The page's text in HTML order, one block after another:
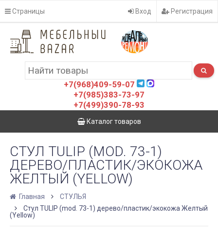
Страницы Вход Регистрация
+7(968)409-59-07
+7(985)383-73-97
+7(499)390-78-93
Каталог товаров
СТУЛ TULIP (MOD. 73-1)
ДЕРЕВО/ПЛАСТИК/ЭКОКОЖА
ЖЕЛТЫЙ (YELLOW)
Главная
СТУЛЬЯ
Стул TULIP (mod. 73-1) дерево/пластик/экокожа Желтый
(Yellow)